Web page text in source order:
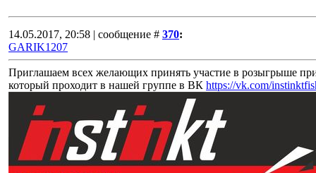
14.05.2017, 20:58 | сообщение # 370:
GARIK1207
Приглашаем всех желающих принять участие в розыгрыше
который проходит в нашей группе в ВК https://vk.com/